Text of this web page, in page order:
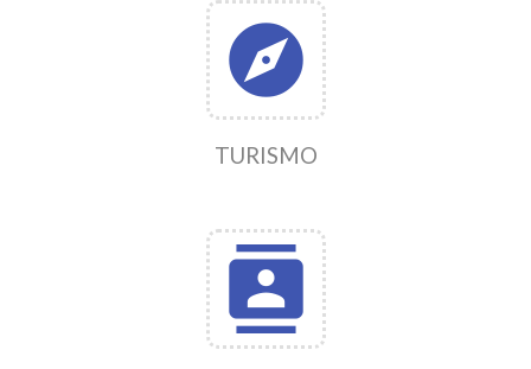
explore
TURISMO
contacts